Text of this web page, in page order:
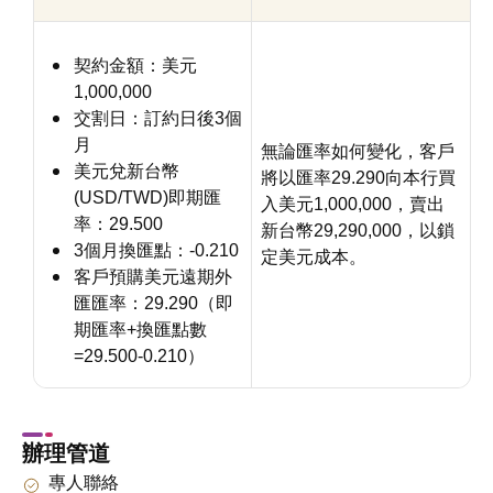
契約金額：美元
1,000,000
交割日：訂約日後3個
月
美元兌新台幣
(USD/TWD)即期匯
率：29.500
3個月換匯點：-0.210
客戶預購美元遠期外
匯匯率：29.290（即
期匯率+換匯點數
=29.500-0.210）
無論匯率如何變化，客戶
將以匯率29.290向本行買
入美元1,000,000，賣出
新台幣29,290,000，以鎖
定美元成本。
辦理管道
專人聯絡